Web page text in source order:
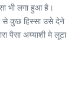
भी लगा हुआ है।
से कुछ हिस्सा उसे देने
पैसा अय्याशी मे लूटा